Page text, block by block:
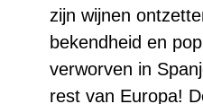
zijn wijnen
bekendheid en
verworven in
rest van Europa!